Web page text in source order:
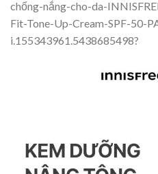
chống-nắng-cho-da-
Fit-Tone-Up-Cream-SPF-50-
i.155343961.5438685498?